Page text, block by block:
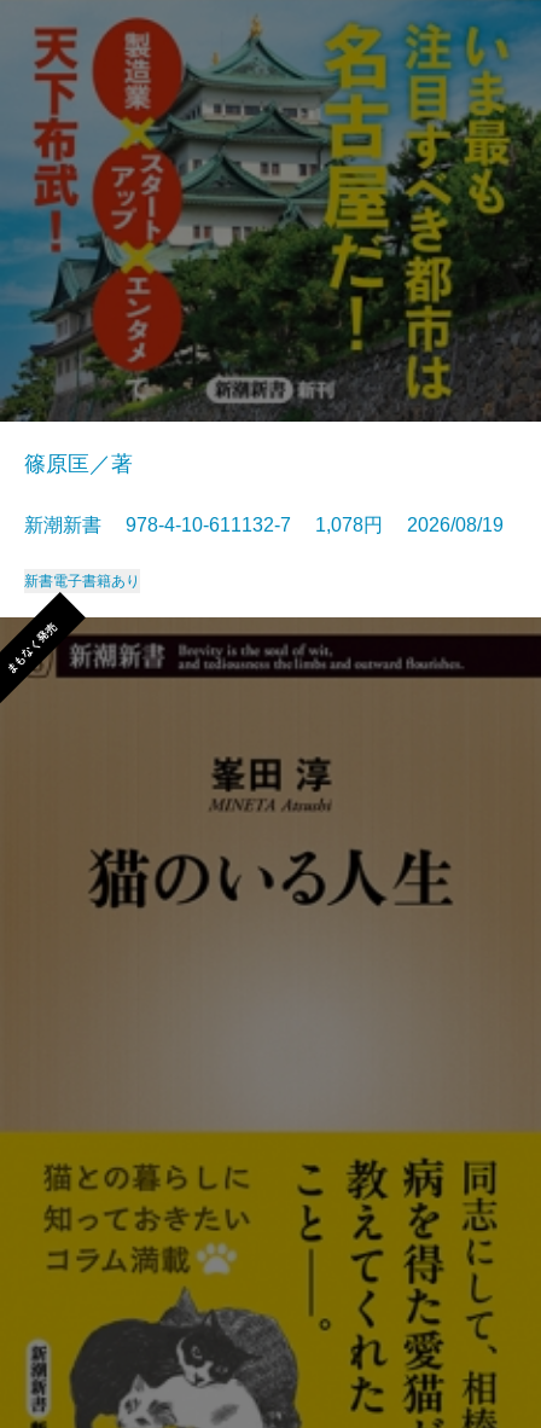
篠原匡／著
新潮新書 978-4-10-611132-7 1,078円 2026/08/19
新書電子書籍あり
まもなく発売